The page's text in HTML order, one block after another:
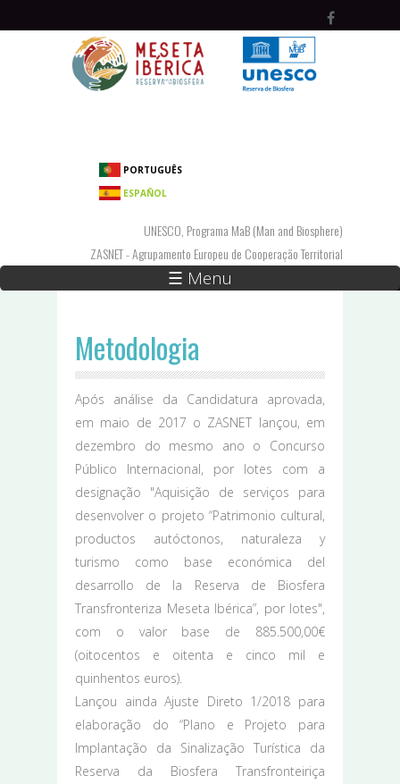
PORTUGUÊS
ESPAÑOL
UNESCO, Programa MaB (Man and Biosphere)
ZASNET - Agrupamento Europeu de Cooperação Territorial
☰ Menu
Metodologia
Após análise da Candidatura aprovada,
em maio de 2017 o ZASNET lançou, em
dezembro do mesmo ano o Concurso
Público Internacional, por lotes com a
designação "Aquisição de serviços para
desenvolver o projeto “Patrimonio cultural,
productos autóctonos, naturaleza y
turismo como base económica del
desarrollo de la Reserva de Biosfera
Transfronteriza Meseta Ibérica”, por lotes",
com o valor base de 885.500,00€
(oitocentos e oitenta e cinco mil e
quinhentos euros).
Lançou ainda Ajuste Direto 1/2018 para
elaboração do “Plano e Projeto para
Implantação da Sinalização Turística da
Reserva da Biosfera Transfronteiriça